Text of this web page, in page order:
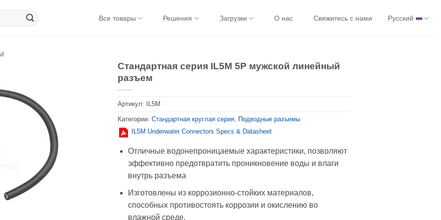
Все товары Решения Загрузки О нас Свяжитесь с нами Русский
Стандартная серия IL5M 5P мужской линейный
разъем
Артикул: IL5M
Категории: Стандартная круглая серия, Подводные разъемы
IL5M Underwater Connectors Specs & Datasheet
Отличные водонепроницаемые характеристики, позволяют
эффективно предотвратить проникновение воды и влаги
внутрь разъема
Изготовлены из коррозионно-стойких материалов,
способных противостоять коррозии и окислению во
влажной среде.